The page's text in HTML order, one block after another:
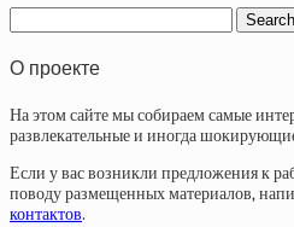
О проекте
На этом сайте мы собираем самые
развлекательные и иногда
Если у вас возникли предложения к
поводу размещенных материалов,
контактов.